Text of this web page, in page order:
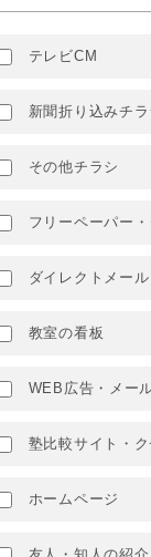
テレビCM
新聞折り込みチラ
その他チラシ
フリーペーパー
ダイレクトメール
教室の看板
WEB広告・メー
塾比較サイト・
ホームページ